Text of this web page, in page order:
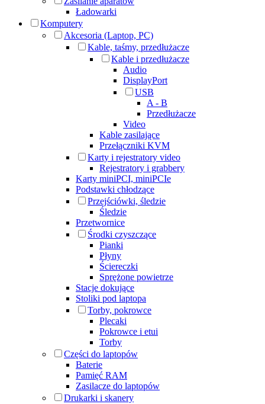
Ładowarki
Komputery
Akcesoria (Laptop, PC)
Kable, taśmy, przedłużacze
Kable i przedłużacze
Audio
DisplayPort
USB
A - B
Przedłużacze
Video
Kable zasilające
Przełączniki KVM
Karty i rejestratory video
Rejestratory i grabbery
Karty miniPCI, miniPCIe
Podstawki chłodzące
Przejściówki, śledzie
Śledzie
Przetwornice
Środki czyszczące
Pianki
Płyny
Ściereczki
Sprężone powietrze
Stacje dokujące
Stoliki pod laptopa
Torby, pokrowce
Plecaki
Pokrowce i etui
Torby
Części do laptopów
Baterie
Pamięć RAM
Zasilacze do laptopów
Drukarki i skanery